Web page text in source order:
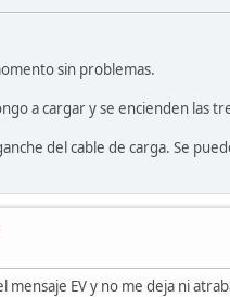
sin problemas.
a cargar y se encienden las
del cable de carga. Se
mensaje EV y no me deja ni